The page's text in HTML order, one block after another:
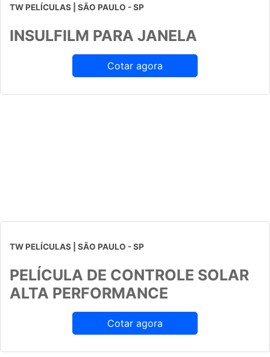
TW PELÍCULAS | SÃO PAULO - SP
INSULFILM PARA JANELA
Cotar agora
TW PELÍCULAS | SÃO PAULO - SP
PELÍCULA DE CONTROLE SOLAR
ALTA PERFORMANCE
Cotar agora